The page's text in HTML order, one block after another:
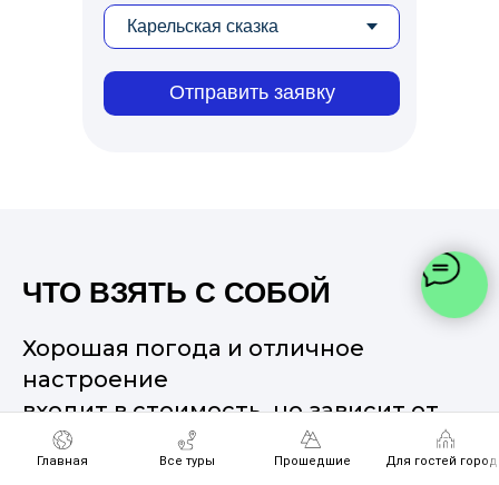
Главная Все туры Прошедшие Для гостей
Отправить заявку
ЧТО ВЗЯТЬ С СОБОЙ
Хорошая погода и отличное
настроение
входит в стоимость, но зависит от
вас)